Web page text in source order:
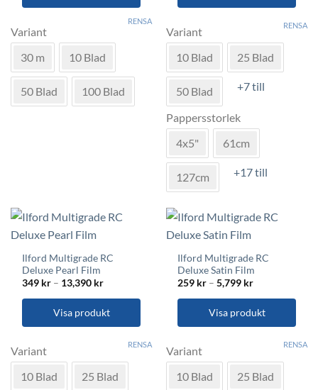
här
produkten
har
flera
varianter.
De
Variant
30 m
10 Blad
50 Blad 100 Blad
RENSA
här
produkten
har
flera
varianter.
De
olika
kan
väljas
på
produktsidan
Variant
10 Blad
25 Blad
50 Blad +7 till
Pappersstorlek
4x5"
61cm
127cm +17 till
RENSA
Ilford Multigrade RC
Deluxe Pearl Film
349 kr – 13,390 krPrisintervall:
till
13,390 kr
Visa produkt
här
produkten
har
Variant
10 Blad
25 Blad
RENSA
Ilford Multigrade RC
Deluxe Satin Film
259 kr – 5,799 krPrisintervall:
till
5,799 kr
Visa produkt
här
produkten
har
Variant
10 Blad
25 Blad
RENSA